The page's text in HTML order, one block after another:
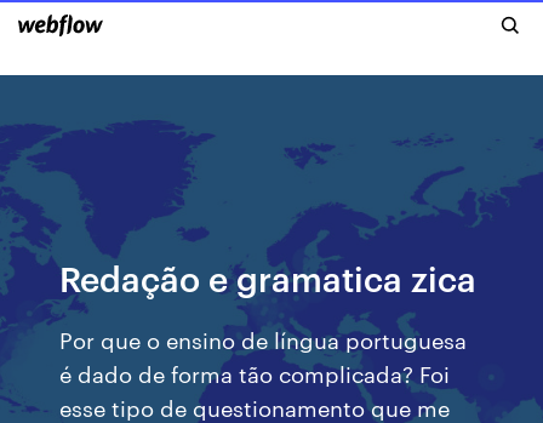
Redação e gramatica zica
Por que o ensino de língua portuguesa
é dado de forma tão complicada? Foi
esse tipo de questionamento que me